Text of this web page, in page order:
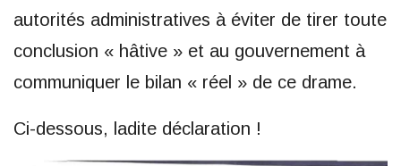
autorités administratives à éviter de tirer toute
conclusion « hâtive » et au gouvernement à
communiquer le bilan « réel » de ce drame.
Ci-dessous, ladite déclaration !